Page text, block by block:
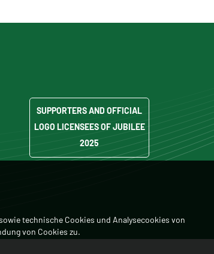
SUPPORTERS AND OFFICIAL
LOGO LICENSEES OF JUBILEE
2025
technische Cookies und Analysecookies von
von Cookies zu.